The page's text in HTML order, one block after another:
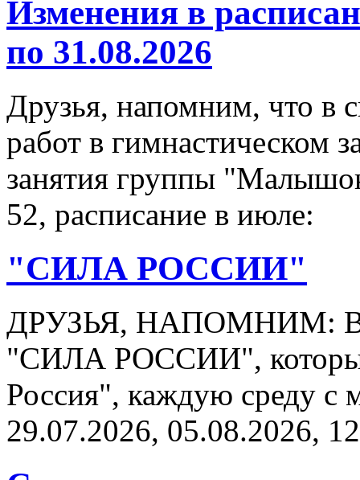
Изменения в
по 31.08.2026
Друзья, напомним, что в
работ в гимнастическом
занятия группы
52, расписание в июле:
"СИЛА РОССИИ"
ДРУЗЬЯ, НАПОМНИМ:
"СИЛА РОССИИ", который
Россия", каждую среду с
29.07.2026, 05.08.2026,